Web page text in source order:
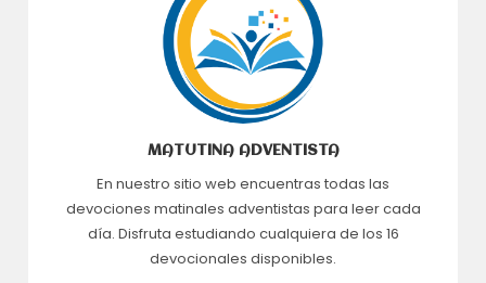
MATUTINA ADVENTISTA
En nuestro sitio web encuentras todas las
devociones matinales adventistas para leer cada
día. Disfruta estudiando cualquiera de los 16
devocionales disponibles.